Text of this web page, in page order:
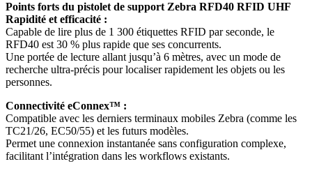
Points forts du pistolet de support Zebra RFD40 RFID UHF
Rapidité et efficacité :
Capable de lire plus de 1 300 étiquettes RFID par seconde, le
RFD40 est 30 % plus rapide que ses concurrents.
Une portée de lecture allant jusqu’à 6 mètres, avec un mode de
recherche ultra-précis pour localiser rapidement les objets ou les
personnes.
Connectivité eConnex™ :
Compatible avec les derniers terminaux mobiles Zebra (comme les
TC21/26, EC50/55) et les futurs modèles.
Permet une connexion instantanée sans configuration complexe,
facilitant l’intégration dans les workflows existants.